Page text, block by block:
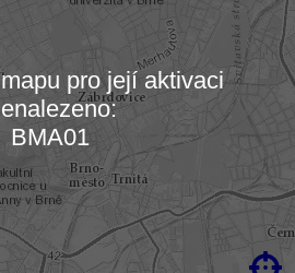
mapu…
pro její aktivaci
BMA01